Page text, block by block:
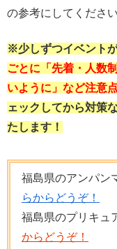
の参考にしてくださ
※少しずつイベント
ごとに「先着・人数
いように」など注意
ェックしてから対策
たします！
福島県のアンパン
らからどうぞ！
福島県のプリキュ
からどうぞ！